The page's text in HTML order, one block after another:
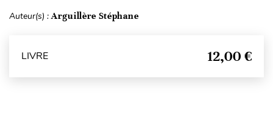
Auteur(s) :Arguillère Stéphane
LIVRE 12,00 €